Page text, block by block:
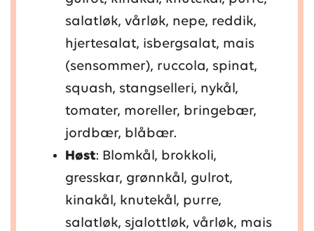
salatløk, vårløk, nepe, reddik,
hjertesalat, isbergsalat, mais
(sensommer), ruccola, spinat,
squash, stangselleri, nykål,
tomater, moreller, bringebær,
jordbær, blåbær.
Høst: Blomkål, brokkoli,
gresskar, grønnkål, gulrot,
kinakål, knutekål, purre,
salatløk, sjalottløk, vårløk, mais